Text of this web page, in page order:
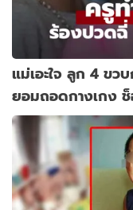
แม่เอะใจ ลูก 4 ขว
ยอมถอดกางเกง ช็